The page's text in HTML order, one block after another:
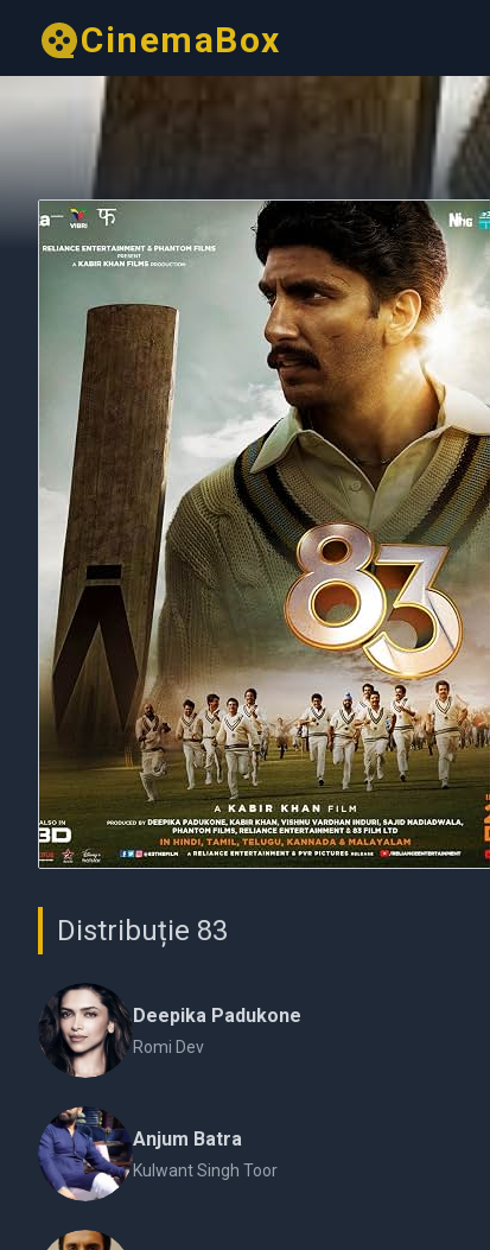
CinemaBox
Distribuție 83
Deepika Padukone
Romi Dev
Anjum Batra
Kulwant Singh Toor